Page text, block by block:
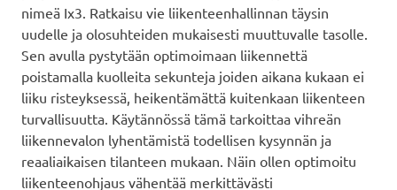
nimeä Ix3. Ratkaisu vie liikenteenhallinnan täysin
uudelle ja olosuhteiden mukaisesti muuttuvalle tasolle.
Sen avulla pystytään optimoimaan liikennettä
poistamalla kuolleita sekunteja joiden aikana kukaan ei
liiku risteyksessä, heikentämättä kuitenkaan liikenteen
turvallisuutta. Käytännössä tämä tarkoittaa vihreän
liikennevalon lyhentämistä todellisen kysynnän ja
reaaliaikaisen tilanteen mukaan. Näin ollen optimoitu
liikenteenohjaus vähentää merkittävästi